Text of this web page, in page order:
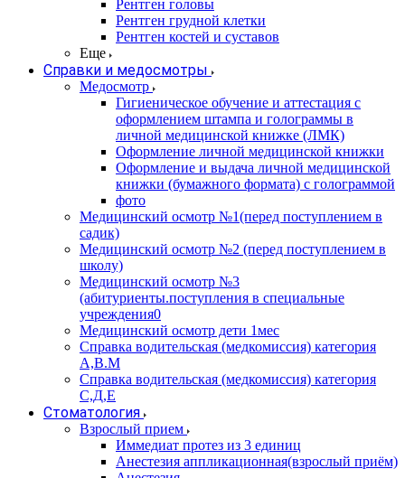
Рентген головы
Рентген грудной клетки
Рентген костей и суставов
Еще
Справки и медосмотры
Медосмотр
Гигиеническое обучение и аттестация с
оформлением штампа и голограммы в
личной медицинской книжке (ЛМК)
Оформление личной медицинской книжки
Оформление и выдача личной медицинской
книжки (бумажного формата) с голограммой
фото
Медицинский осмотр №1(перед поступлением в
садик)
Медицинский осмотр №2 (перед поступлением в
школу)
Медицинский осмотр №3
(абитуриенты.поступления в специальные
учреждения0
Медицинский осмотр дети 1мес
Справка водительская (медкомиссия) категория
А,В.М
Справка водительская (медкомиссия) категория
С,Д,Е
Стоматология
Взрослый прием
Иммедиат протез из 3 единиц
Анестезия аппликационная(взрослый приём)